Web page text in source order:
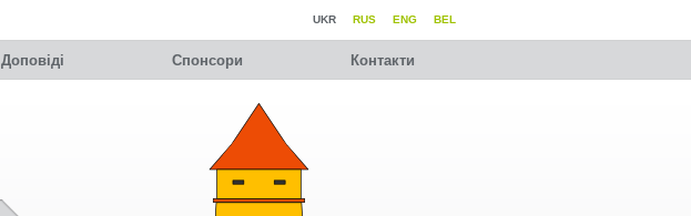
BEL
ENG
RUS
UKR
Доповіді Спонсори Контакти